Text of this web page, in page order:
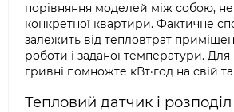
порівняння моделей між собою,
конкретної квартири. Фактичне
залежить від тепловтрат
роботи і заданої температури.
гривні помножте кВт·год на свій
Тепловий датчик і